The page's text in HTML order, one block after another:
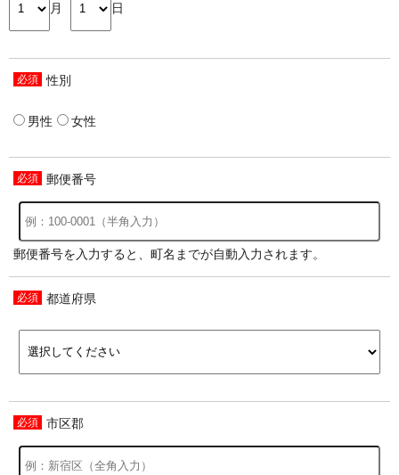
月 日
性別
男性 女性
郵便番号
郵便番号を入力すると、町名までが自動入力されます。
都道府県
市区郡